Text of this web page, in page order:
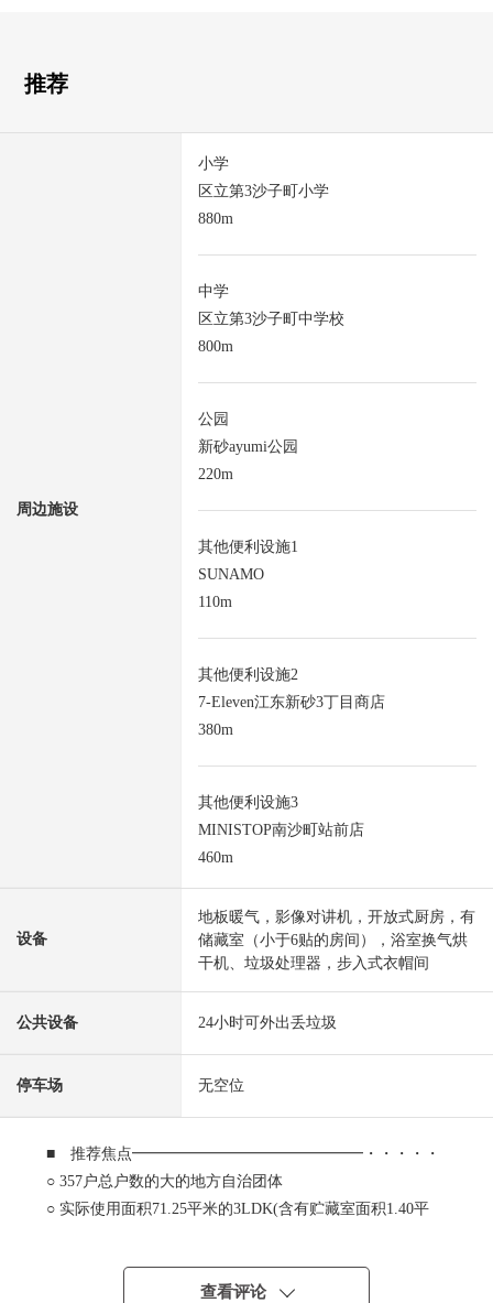
推荐
周边施设
小学
区立第3沙子町小学
880m
中学
区立第3沙子町中学校
800m
公园
新砂ayumi公园
220m
其他便利设施1
SUNAMO
110m
其他便利设施2
7-Eleven江东新砂3丁目商店
380m
其他便利设施3
MINISTOP南沙町站前店
460m
设备
地板暖气，影像对讲机，开放式厨房，有
储藏室（小于6贴的房间），浴室换气烘
干机、垃圾处理器，步入式衣帽间
公共设备 24小时可外出丢垃圾
停车场 无空位
■ 推荐焦点━━━━━━━━━━━━━━━・・・・・
○ 357户总户数的大的地方自治团体
○ 实际使用面积71.25平米的3LDK(含有贮藏室面积1.40平
○ 超过约5张塌塌米全居室有
查看评论